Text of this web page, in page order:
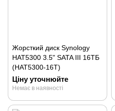
Жорсткий диск Synology
HAT5300 3.5" SATA III 16ТБ
(HAT5300-16T)
Ціну уточнюйте
Немає в наявності